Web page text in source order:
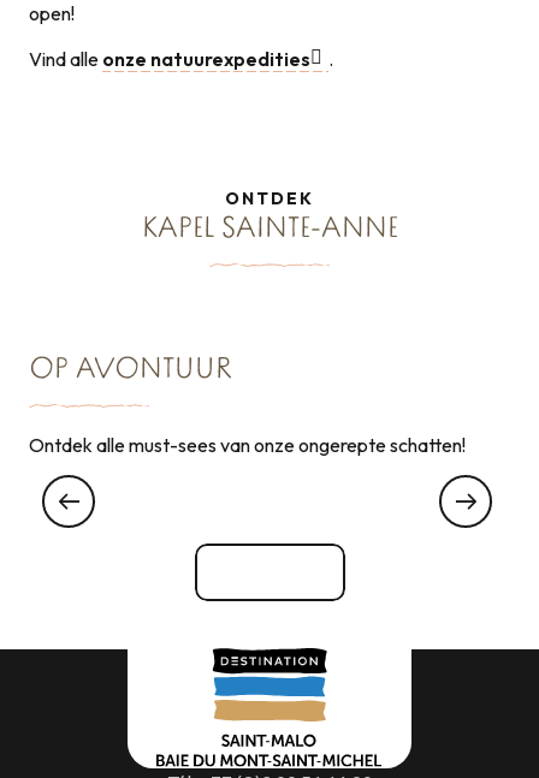
open!
Vind alle onze natuurexpedities .
ONTDEK
KAPEL SAINTE-ANNE
OP AVONTUUR
Ontdek alle must-sees van onze ongerepte schatten!
Les Huîtres de Cancale